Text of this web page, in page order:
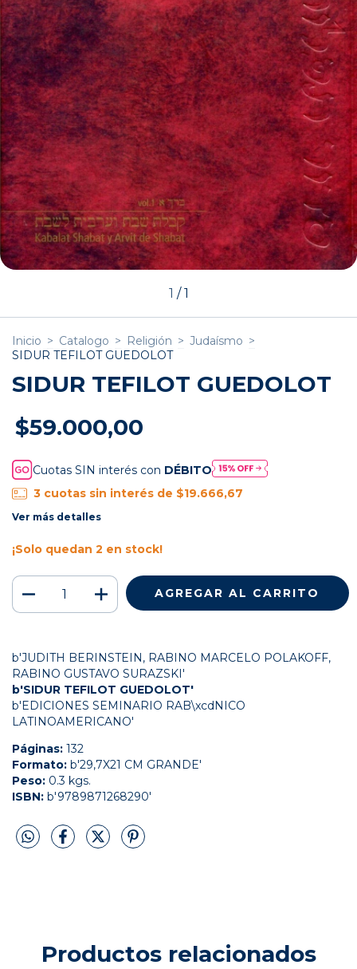
1 /1
Inicio > Catalogo > Religión > Judaísmo >
SIDUR TEFILOT GUEDOLOT
SIDUR TEFILOT GUEDOLOT
$59.000,00
Cuotas SIN interés con DÉBITO
3 cuotas sin interés de $19.666,67
Ver más detalles
¡Solo quedan 2 en stock!
b'JUDITH BERINSTEIN, RABINO MARCELO POLAKOFF,
RABINO GUSTAVO SURAZSKI'
b'SIDUR TEFILOT GUEDOLOT'
b'EDICIONES SEMINARIO RAB\xcdNICO
LATINOAMERICANO'
Páginas: 132
Formato: b'29,7X21 CM GRANDE'
Peso: 0.3 kgs.
ISBN: b'9789871268290'
Productos relacionados